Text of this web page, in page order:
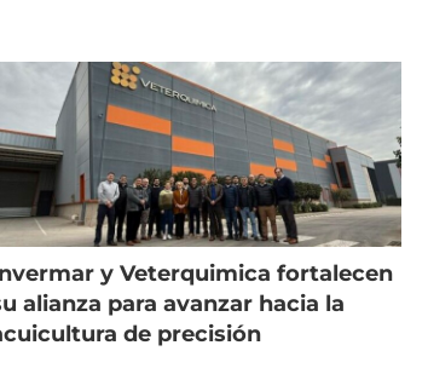
y Veterquimica fortalecen
alianza para avanzar hacia la
de precisión